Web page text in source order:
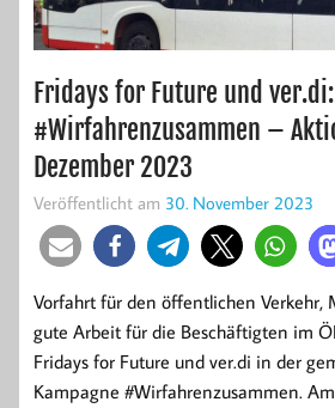
Fridays for Future und ver.di:
#Wirfahrenzusammen –
Dezember 2023
Veröffentlicht am 30. November 2023
Vorfahrt für den öffentlichen Verkehr,
gute Arbeit für die Beschäftigten im
Fridays for Future und ver.di in der
Kampagne #Wirfahrenzusammen.